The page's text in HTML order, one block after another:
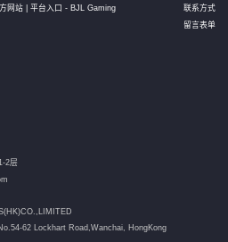
网站 | 平台入口 - BJL Gaming
联系方式
留言表单
2层
62 Lockhart Road, Wanchai, HongKong